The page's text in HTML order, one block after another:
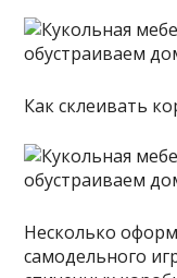
Как склеивать
Несколько
самодельного